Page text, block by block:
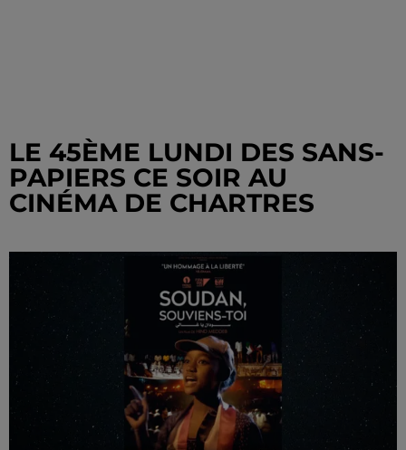
LE 45ÈME LUNDI DES SANS-
PAPIERS CE SOIR AU
CINÉMA DE CHARTRES